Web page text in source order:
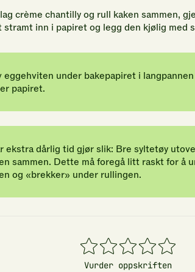
crème chantilly og rull kaken sammen,
stramt inn i papiret og legg den kjølig med
eggehviten under bakepapiret i
papiret.
ekstra dårlig tid gjør slik: Bre syltetøy
sammen. Dette må foregå litt raskt for å
og «brekker» under rullingen.
1
stjerner
2
stjerner
3
stjerner
4
stjerner
5
stjerner
Vurder oppskriften